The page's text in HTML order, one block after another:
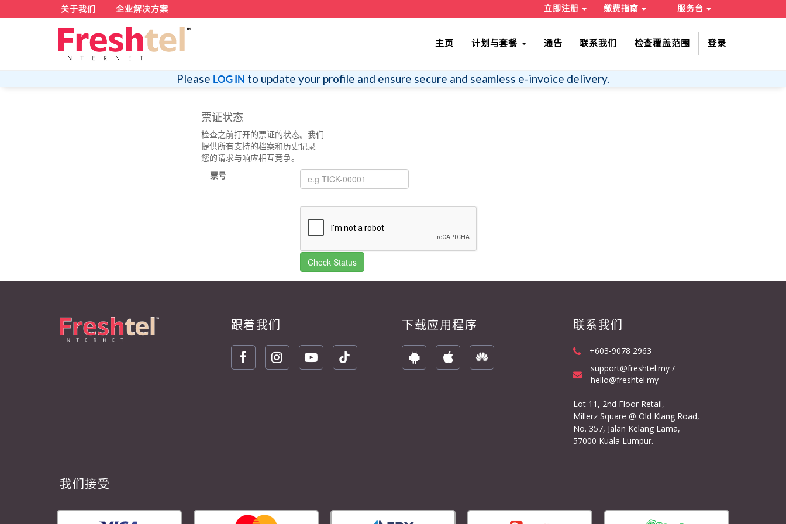
关于我们 企业解决方案 立即注册 缴费指南 服务台
主页 计划与套餐 通告 联系我们 检查覆盖范围 登录
Please LOG IN to update your profile and ensure secure and seamless e-invoice delivery.
票证状态
检查之前打开的票证的状态。我们
提供所有支持的档案和历史记录
您的请求与响应相互竞争。
票号
Check Status
跟着我们 下载应用程序 联系我们
+603-9078 2963
support@freshtel.my /
hello@freshtel.my
Lot 11, 2nd Floor Retail,
Millerz Square @ Old Klang Road,
No. 357, Jalan Kelang Lama,
57000 Kuala Lumpur.
我们接受